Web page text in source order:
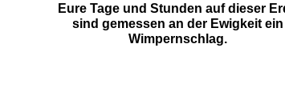
Eure Tage und Stunden auf dieser
sind gemessen an der Ewigkeit ein
Wimpernschlag.